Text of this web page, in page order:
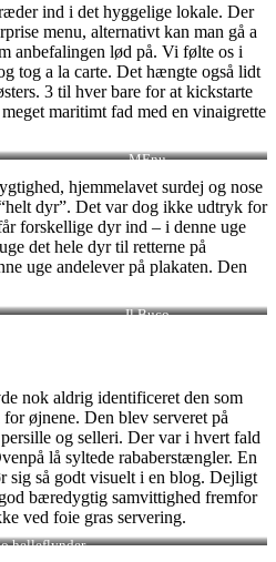
ind i det hyggelige lokale. Der
menu, alternativt kan man gå a
anbefalingen lød på. Vi følte os i
tog a la carte. Det hængte også lidt
3 til hver bare for at kickstarte
maritimt fad med en vinaigrette
MEnu
hjemmelavet surdej og nose
dyr”. Det var dog ikke udtryk for
forskellige dyr ind – i denne uge
det hele dyr til retterne på
uge andelever på plakaten. Den
Il Buco
nok aldrig identificeret den som
øjnene. Den blev serveret på
og selleri. Der var i hvert fald
lå syltede rababerstængler. En
sig så godt visuelt i en blog. Dejligt
bæredygtig samvittighed fremfor
ved foie gras servering.
helleflynder